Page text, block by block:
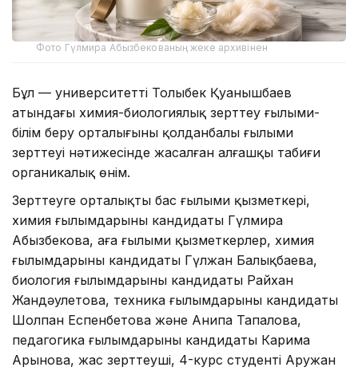
Фото Гүлмира Абызбекованың жеке архивінен
Бұл — университеттің Толыбек Қуанышбаев
атындағы химия-биологиялық зерттеу ғылыми-
білім беру орталығының қолданбалы ғылыми
зерттеуі нәтижесінде жасалған алғашқы табиғи
органикалық өнім.
Зерттеуге орталықтың бас ғылыми қызметкері,
химия ғылымдарының кандидаты Гүлмира
Абызбекова, аға ғылыми қызметкерлер, химия
ғылымдарының кандидаты Гүлжан Балықбаева,
биология ғылымдарының кандидаты Райхан
Жандәулетова, техника ғылымдарының кандидаты
Шолпан Еспенбетова және Анипа Тапалова,
педагогика ғылымдарының кандидаты Карима
Арынова, жас зерттеуші, 4-курс студенті Аружан